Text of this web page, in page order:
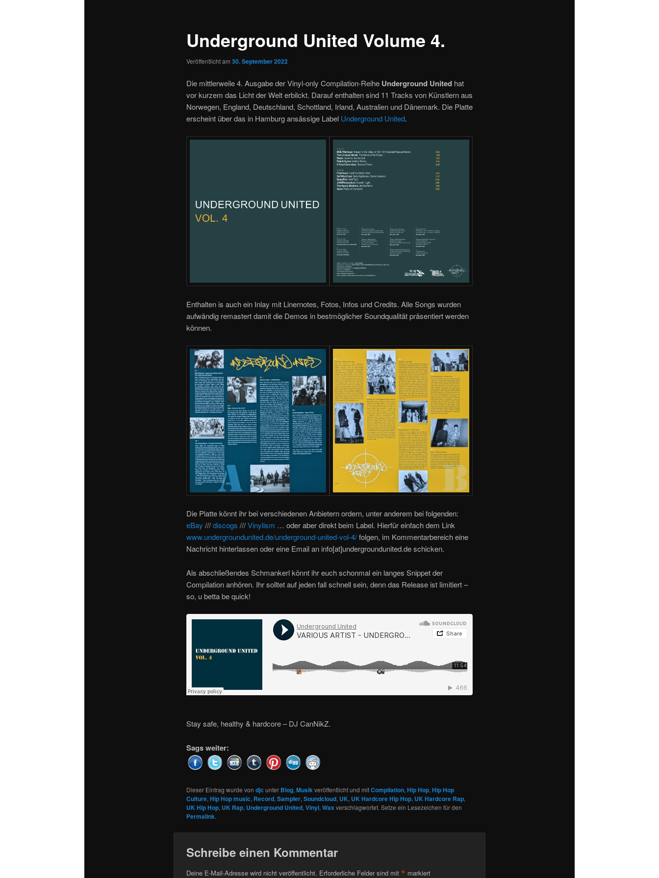
Underground United Volume 4.
Veröffentlicht am 30. September 2022
Die mittlerweile 4. Ausgabe der Vinyl-only Compilation-Reihe Underground Unitedhat
vor kurzem das Licht der Welt erbilckt. Darauf enthalten sind 11 Tracks von Künstlern aus
Norwegen, England, Deutschland, Schottland, Irland, Australien und Dänemark. Die Platte
erscheint über das in Hamburg ansässige Label Underground United.
Enthalten is auch ein Inlay mit Linernotes, Fotos, Infos und Credits. Alle Songs wurden
aufwändig remastert damit die Demos in bestmöglicher Soundqualität präsentiert werden
können.
Die Platte könnt ihr bei verschiedenen Anbietern ordern, unter anderem bei folgenden:
eBay ///discogs ///Vinylism … oder aber direkt beim Label. Hierfür einfach dem Link
www.undergroundunited.de/underground-united-vol-4/folgen, im Kommentarbereich eine
Nachricht hinterlassen oder eine Email an info[at]undergroundunited.de schicken.
Als abschließendes Schmankerl könnt ihr euch schonmal ein langes Snippet der
Compilation anhören. Ihr solltet auf jeden fall schnell sein, denn das Release ist limitiert –
so, u betta be quick!
Stay safe, healthy & hardcore – DJ CanNikZ.
Sags weiter:
Dieser Eintrag wurde von djc unter Blog, Musikveröffentlicht und mitCompilation, Hip Hop, Hip Hop
Culture, Hip Hop music, Record, Sampler, Soundcloud, UK, UK Hardcore Hip Hop, UK Hardcore Rap,
UK Hip Hop, UK Rap, Underground United, Vinyl, Waxverschlagwortet. Setze ein Lesezeichen für den
Permalink.
Schreibe einen Kommentar
Deine E-Mail-Adresse wird nicht veröffentlicht. Erforderliche Felder sind mit * markiert